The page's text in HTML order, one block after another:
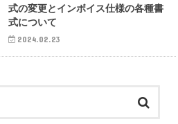
式の変更とインボイス仕様の各種書
式について
2024.02.23